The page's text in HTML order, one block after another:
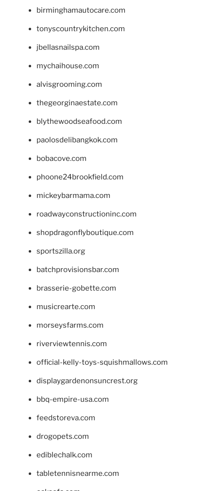
birminghamautocare.com
tonyscountrykitchen.com
jbellasnailspa.com
mychaihouse.com
alvisgrooming.com
thegeorginaestate.com
blythewoodseafood.com
paolosdelibangkok.com
bobacove.com
phoone24brookfield.com
mickeybarmama.com
roadwayconstructioninc.com
shopdragonflyboutique.com
sportszilla.org
batchprovisionsbar.com
brasserie-gobette.com
musicrearte.com
morseysfarms.com
riverviewtennis.com
official-kelly-toys-squishmallows.com
displaygardenonsuncrest.org
bbq-empire-usa.com
feedstoreva.com
drogopets.com
ediblechalk.com
tabletennisnearme.com